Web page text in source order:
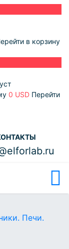
в корзину
0 USD Перейти
Печи.